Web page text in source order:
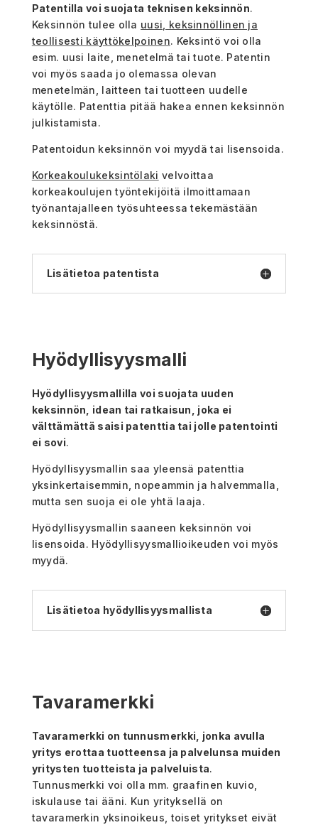
Patentilla voi suojata teknisen keksinnön.
Keksinnön tulee olla uusi, keksinnöllinen ja
teollisesti käyttökelpoinen. Keksintö voi olla
esim. uusi laite, menetelmä tai tuote. Patentin
voi myös saada jo olemassa olevan
menetelmän, laitteen tai tuotteen uudelle
käytölle. Patenttia pitää hakea ennen keksinnön
julkistamista.
Patentoidun keksinnön voi myydä tai lisensoida.
Korkeakoulukeksintölaki velvoittaa
korkeakoulujen työntekijöitä ilmoittamaan
työnantajalleen työsuhteessa tekemästään
keksinnöstä.
Lisätietoa patentista
Hyödyllisyysmalli
Hyödyllisyysmallilla voi suojata uuden
keksinnön, idean tai ratkaisun, joka ei
välttämättä saisi patenttia tai jolle patentointi
ei sovi.
Hyödyllisyysmallin saa yleensä patenttia
yksinkertaisemmin, nopeammin ja halvemmalla,
mutta sen suoja ei ole yhtä laaja.
Hyödyllisyysmallin saaneen keksinnön voi
lisensoida. Hyödyllisyysmallioikeuden voi myös
myydä.
Lisätietoa hyödyllisyysmallista
Tavaramerkki
Tavaramerkki on tunnusmerkki, jonka avulla
yritys erottaa tuotteensa ja palvelunsa muiden
yritysten tuotteista ja palveluista.
Tunnusmerkki voi olla mm. graafinen kuvio,
iskulause tai ääni. Kun yrityksellä on
tavaramerkin yksinoikeus, toiset yritykset eivät